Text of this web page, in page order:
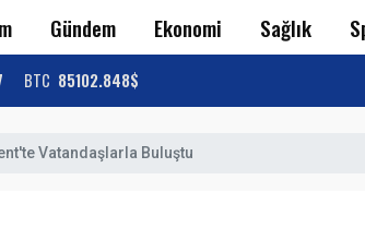
Gündem Ekonomi Sağlık
BTC 85102.848$
Vatandaşlarla Buluştu